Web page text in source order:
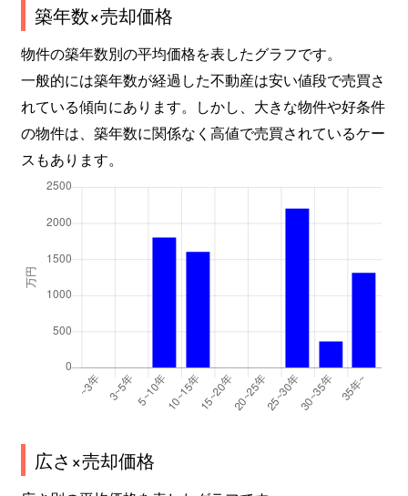
築年数×売却価格
物件の築年数別の平均価格を表したグラフです。
一般的には築年数が経過した不動産は安い値段で売買さ
れている傾向にあります。しかし、大きな物件や好条件
の物件は、築年数に関係なく高値で売買されているケー
スもあります。
広さ×売却価格